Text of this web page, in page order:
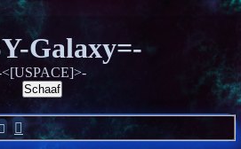
Galaxy=-
Schaaf
SucheErweiterte
Suche